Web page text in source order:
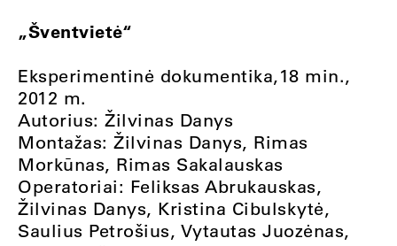
„Šventvietė“
Eksperimentinė dokumentika,18 min.,
2012 m.
Autorius: Žilvinas Danys
Montažas: Žilvinas Danys, Rimas
Morkūnas, Rimas Sakalauskas
Operatoriai: Feliksas Abrukauskas,
Žilvinas Danys, Kristina Cibulskytė,
Saulius Petrošius, Vytautas Juozėnas,